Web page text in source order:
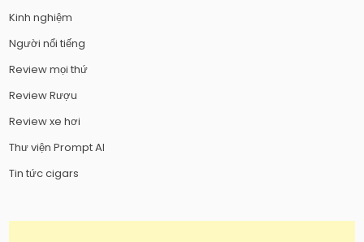
Kinh nghiệm
Người nổi tiếng
Review mọi thứ
Review Rượu
Review xe hơi
Thư viện Prompt AI
Tin tức cigars